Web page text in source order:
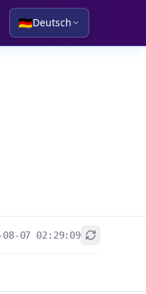
🇩🇪Deutsch
08-07 02:29:09